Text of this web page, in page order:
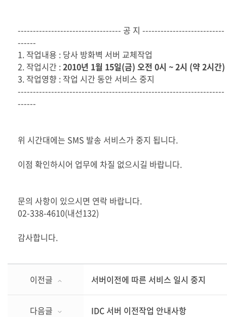
---------------------------------- 공 지 ---------------------------
------
1. 작업내용 : 당사 방화벽 서버 교체작업
2. 작업시간 :2010년 1월 15일(금) 오전 0시 ~ 2시 (약 2시간)
3. 작업영향 : 작업 시간 동안 서비스 중지
--------------------------------------------------------------------
------
위 시간대에는 SMS 발송 서비스가 중지 됩니다.
이점 확인하시어 업무에 차질 없으시길 바랍니다.
문의 사항이 있으시면 연락 바랍니다.
02-338-4610(내선132)
감사합니다.
이전글 서버이전에 따른 서비스 일시 중지
다음글 IDC 서버 이전작업 안내사항